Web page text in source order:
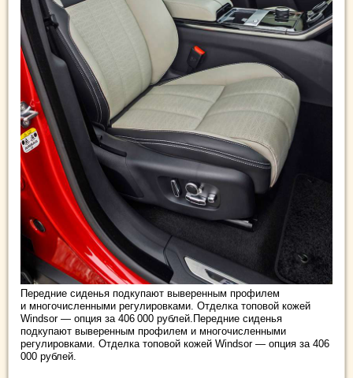
Передние сиденья подкупают выверенным профилем
и многочисленными регулировками. Отделка топовой кожей
Windsor — опция за 406 000 рублей.Передние сиденья
подкупают выверенным профилем и многочисленными
регулировками. Отделка топовой кожей Windsor — опция за 406
000 рублей.